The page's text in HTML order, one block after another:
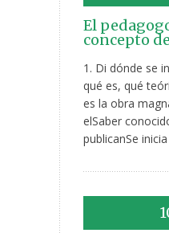
El
concepto
1. Di dónde se
qué es, qué
es la obra
elSaber
publicanSe